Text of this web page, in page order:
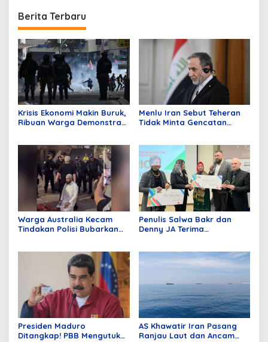
Berita Terbaru
Krisis Ekonomi Makin Buruk,
Ribuan Warga Demonstran
Menlu Iran Sebut Teheran
Tidak Minta Gencatan
AS
Warga Australia Kecam
Tindakan Polisi Bubarkan
Penulis Salwa Bakr dan
Denny JA Terima
Juta
Presiden Maduro
Ditangkap! PBB Mengutuk
AS Khawatir Iran Pasang
Ranjau Laut dan Ancam